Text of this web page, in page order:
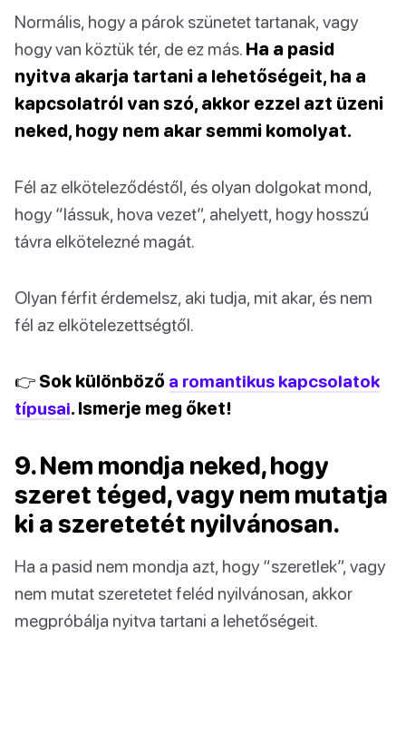
Normális, hogy a párok szünetet tartanak, vagy
hogy van köztük tér, de ez más. Ha a pasid
nyitva akarja tartani a lehetőségeit, ha a
kapcsolatról van szó, akkor ezzel azt üzeni
neked, hogy nem akar semmi komolyat.
Fél az elköteleződéstől, és olyan dolgokat mond,
hogy “lássuk, hova vezet”, ahelyett, hogy hosszú
távra elkötelezné magát.
Olyan férfit érdemelsz, aki tudja, mit akar, és nem
fél az elkötelezettségtől.
👉 Sok különböző a romantikus kapcsolatok
típusai. Ismerje meg őket!
9. Nem mondja neked, hogy
szeret téged, vagy nem mutatja
ki a szeretetét nyilvánosan.
Ha a pasid nem mondja azt, hogy “szeretlek”, vagy
nem mutat szeretetet feléd nyilvánosan, akkor
megpróbálja nyitva tartani a lehetőségeit.